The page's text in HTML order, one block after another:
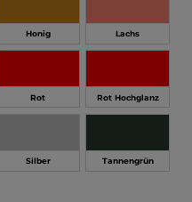
Honig Lachs
Rot Rot Hochglanz
Silber Tannengrün